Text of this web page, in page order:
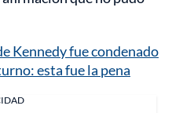
Kennedy fue condenado
esta fue la pena